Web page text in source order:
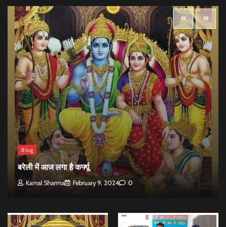
Blog
बरेली में आज लगा है कर्फ्यू
Kamal Sharma February 9, 2024 0